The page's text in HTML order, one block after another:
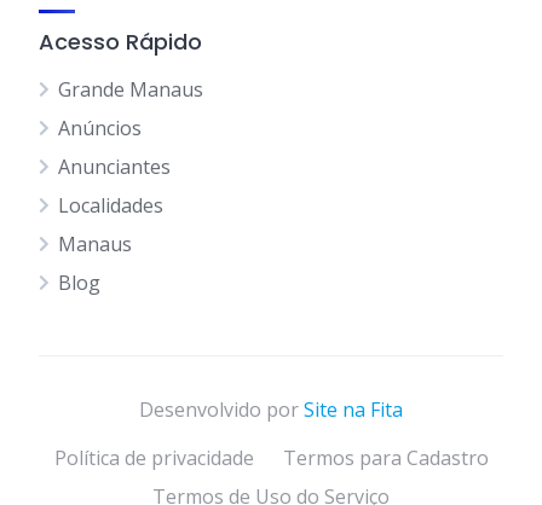
Acesso Rápido
Grande Manaus
Anúncios
Anunciantes
Localidades
Manaus
Blog
Desenvolvido porSite na Fita
Política de privacidade
Termos para Cadastro
Termos de Uso do Serviço